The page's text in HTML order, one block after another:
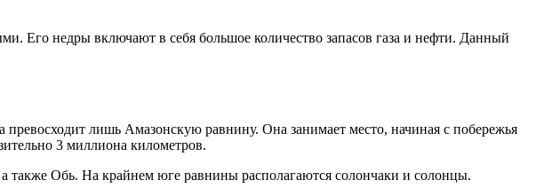
Его недры включают в себя большое количество запасов газа и нефти. Данный
лишь Амазонскую равнину. Она занимает место, начиная с побережья
3 миллиона километров.
Обь. На крайнем юге равнины располагаются солончаки и солонцы.